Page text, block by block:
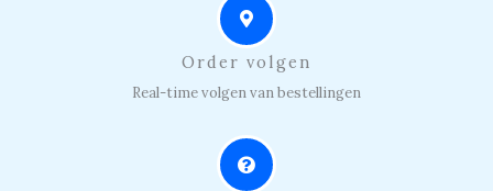
Order volgen
Real-time volgen van bestellingen